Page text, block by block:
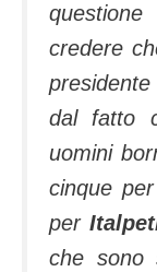
credere
dal fatto
uomini
cinque
per
che sono